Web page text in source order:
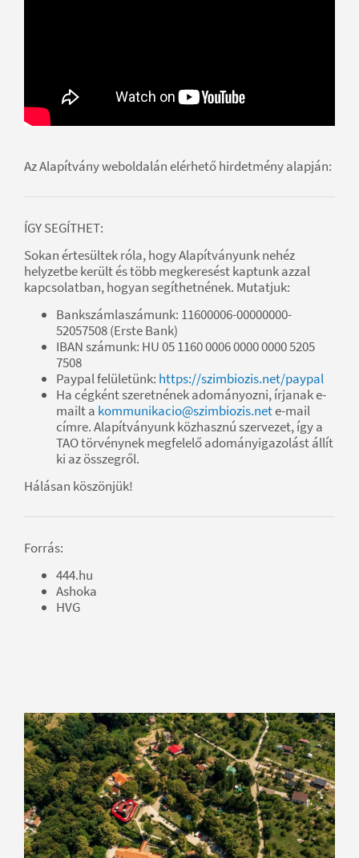
Az Alapítvány weboldalán elérhető hirdetmény alapján:
ÍGY SEGÍTHET:
Sokan értesültek róla, hogy Alapítványunk nehéz
helyzetbe került és több megkeresést kaptunk azzal
kapcsolatban, hogyan segíthetnének. Mutatjuk:
Bankszámlaszámunk: 11600006-00000000-
52057508 (Erste Bank)
IBAN számunk: HU 05 1160 0006 0000 0000 5205
7508
Paypal felületünk: https://szimbiozis.net/paypal
Ha cégként szeretnének adományozni, írjanak e-
mailt a kommunikacio@szimbiozis.nete-mail
címre. Alapítványunk közhasznú szervezet, így a
TAO törvénynek megfelelő adományigazolást állít
ki az összegről.
Hálásan köszönjük!
Forrás:
444.hu
Ashoka
HVG